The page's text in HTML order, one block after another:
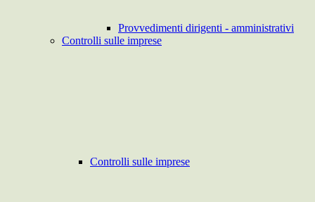
Provvedimenti dirigenti - amministrativi
Controlli sulle imprese
Controlli sulle imprese